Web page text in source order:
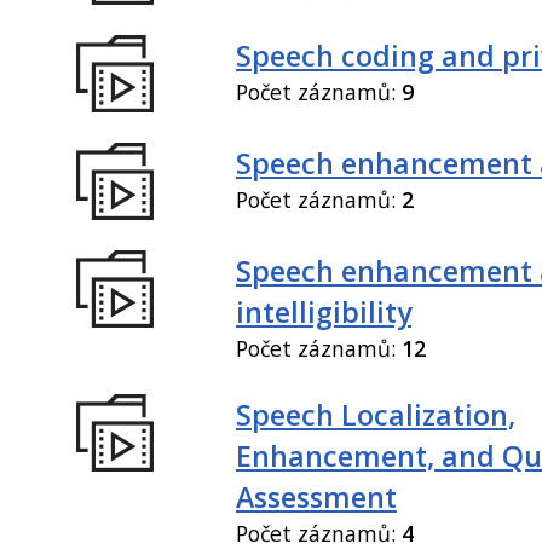
Speech coding and
Počet záznamů: 9
Speech
Počet záznamů: 2
Speech enhancement
intelligibility
Počet záznamů: 12
Speech Localization,
Enhancement, and
Assessment
Počet záznamů: 4